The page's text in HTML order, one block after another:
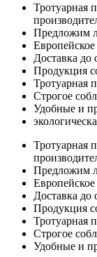
Тротуарная
Предложим
Европейское
Доставка до
Продукция
Тротуарная
Строгое
Удобные и
Тротуарная
Предложим
Европейское
Доставка до
Продукция
Тротуарная
Строгое
Удобные и